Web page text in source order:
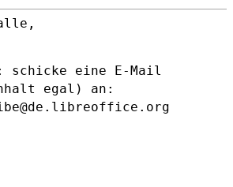
schicke eine E-Mail
egal) an: